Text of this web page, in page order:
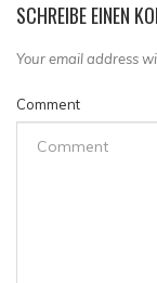
SCHREIBE EINEN
Your email address
Comment